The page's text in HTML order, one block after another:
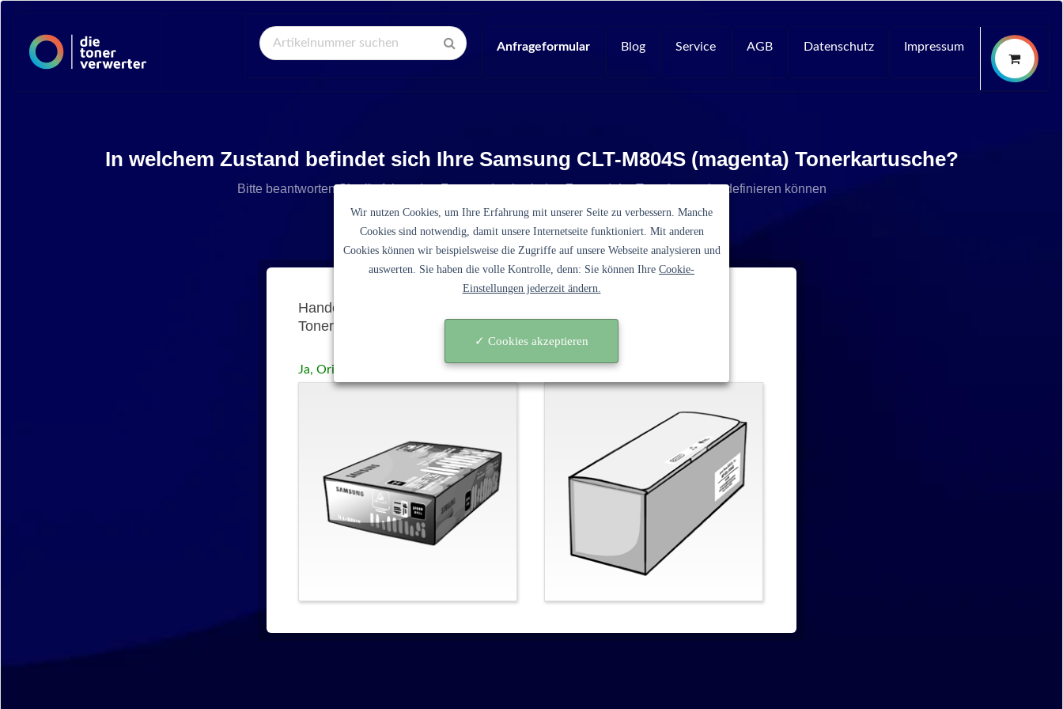
Global Search
Anfrageformular
Blog Service AGB Datenschutz Impressum
In welchem Zustand befindet sich Ihre Samsung CLT-M804S (magenta) Tonerkartusche?
Bitte beantworten Sie die folgenden Fragen, damit wir den Zustand der Tonerkartusche definieren können
Handelt es sich bei der CLT-M804S (magenta) um eine originale
Tonerkartusche des Druckerherstellers Samsung?
Ja, Original-Samsung Nein
Wir nutzen Cookies, um Ihre Erfahrung mit unserer Seite zu verbessern. Manche
Cookies sind notwendig, damit unsere Internetseite funktioniert. Mit anderen
Cookies können wir beispielsweise die Zugriffe auf unsere Webseite analysieren und
auswerten. Sie haben die volle Kontrolle, denn: Sie können Ihre Cookie-
Einstellungen jederzeit ändern.
✓ Cookies akzeptieren